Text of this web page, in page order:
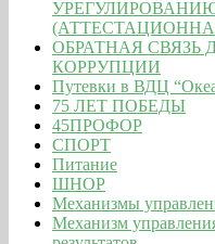
ОБРАТНАЯ
КОРРУПЦИИ
Путевки в ВДЦ
75 ЛЕТ ПОБЕДЫ
45ПРОФОР
СПОРТ
Питание
ШНОР
Механизмы
Механизм